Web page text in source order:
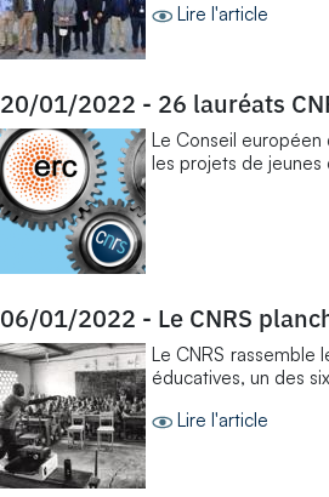
Lire l'article
20/01/2022 - 26 lauréats
Le Conseil européen
les projets de jeunes
06/01/2022 - Le CNRS
Le CNRS rassemble
éducatives, un des
Lire l'article